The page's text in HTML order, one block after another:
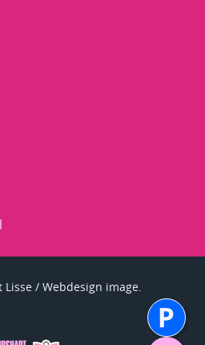
/ Webdesign image.